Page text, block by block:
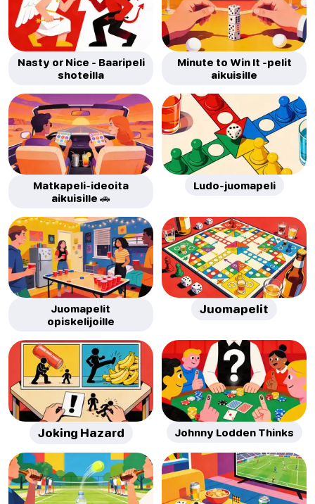
Nasty or Nice - Baaripeli
shoteilla
Minute to Win It -pelit
aikuisille
Matkapeli-ideoita
aikuisille 🚗
Ludo-juomapeli
Juomapelit
opiskelijoille
Juomapelit
Joking Hazard Johnny Lodden Thinks